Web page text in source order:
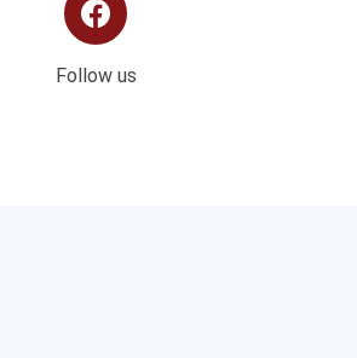
Follow us